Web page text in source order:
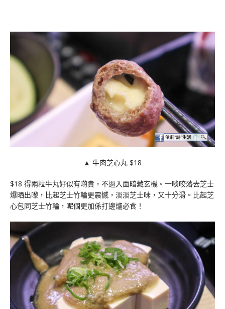
▲ 牛肉芝心丸 $18
$18 得兩粒牛丸好似有啲貴，不過入面暗藏玄機。一啖咬落去芝士
爆晒出嚟，比起芝士竹輪更震憾，淡淡芝士味，又十分滑。比起芝
心包同芝士竹輪，呢個更加係打邊爐必食！